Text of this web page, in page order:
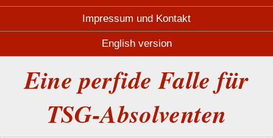
Impressum und Kontakt
English version
Eine perfide Falle für
TSG-Absolventen